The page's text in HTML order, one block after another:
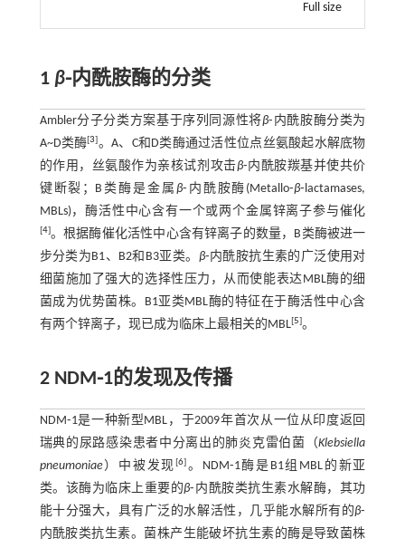
Full size
1 β⁃内酰胺酶的分类
Ambler分子分类方案基于序列同源性将β⁃内酰胺酶分类为
A~D类酶[3]。A、C和D类酶通过活性位点丝氨酸起水解底物
的作用，丝氨酸作为亲核试剂攻击β⁃内酰胺羰基并使共价
键断裂；B类酶是金属 β⁃内酰胺酶(Metallo⁃β⁃lactamases,
MBLs)，酶活性中心含有一个或两个金属锌离子参与催化
[4]。根据酶催化活性中心含有锌离子的数量，B类酶被进一
步分类为B1、B2和B3亚类。 β⁃内酰胺抗生素的广泛使用对
细菌施加了强大的选择性压力，从而使能表达MBL酶的细
菌成为优势菌株。B1亚类MBL酶的特征在于酶活性中心含
有两个锌离子，现已成为临床上最相关的MBL[5]。
2 NDM⁃1的发现及传播
NDM⁃1是一种新型MBL，于2009年首次从一位从印度返回
瑞典的尿路感染患者中分离出的肺炎克雷伯菌（Klebsiella
pneumoniae）中被发现[6] 。NDM⁃1酶是B1组MBL的新亚
类。该酶为临床上重要的β⁃内酰胺类抗生素水解酶，其功
能十分强大，具有广泛的水解活性，几乎能水解所有的β⁃
内酰胺类抗生素。菌株产生能破坏抗生素的酶是导致菌株